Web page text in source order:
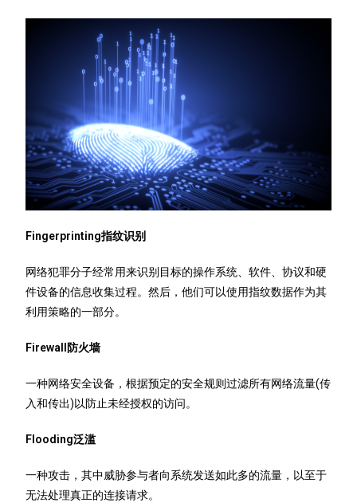
Fingerprinting指纹识别
网络犯罪分子经常用来识别目标的操作系统、软件、协议和硬
件设备的信息收集过程。然后，他们可以使用指纹数据作为其
利用策略的一部分。
Firewall防火墙
一种网络安全设备，根据预定的安全规则过滤所有网络流量(传
入和传出)以防止未经授权的访问。
Flooding泛滥
一种攻击，其中威胁参与者向系统发送如此多的流量，以至于
无法处理真正的连接请求。